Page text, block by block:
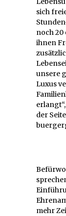
sich
noch 20
ihnen
unsere
Luxus
der
mehr